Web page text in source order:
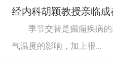
经内科胡颖教授亲临
季节交替是癫痫疾病
气温度的影响，加上很...